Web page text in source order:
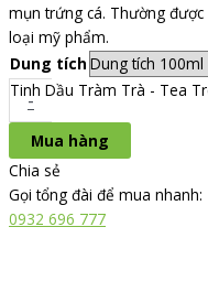
mụn trứng cá. Thường
loại mỹ phẩm.
Dung tích
-
Tinh Dầu Tràm Trà - Tea
Mua hàng
Chia sẻ
Gọi tổng đài để mua nhanh:
0932 696 777